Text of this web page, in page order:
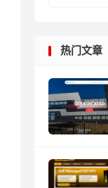
热门文章